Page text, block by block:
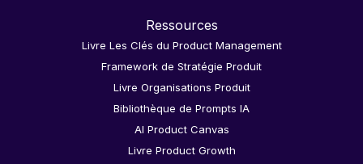
Ressources
Livre Les Clés du Product Management
Framework de Stratégie Produit
Livre Organisations Produit
Bibliothèque de Prompts IA
AI Product Canvas
Livre Product Growth